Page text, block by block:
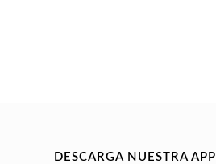
DESCARGA NUESTRA APP